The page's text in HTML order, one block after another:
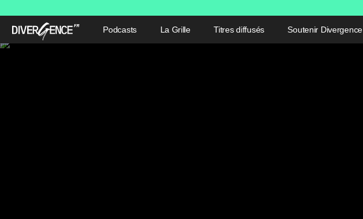
Podcasts La Grille Titres diffusés Soutenir Divergence